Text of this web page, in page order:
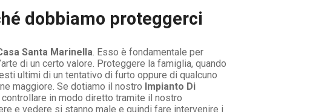
dobbiamo proteggerci
Santa Marinella . Esso è fondamentale per
di un certo valore. Proteggere la famiglia, quando
ultimi di un tentativo di furto oppure di qualcuno
maggiore. Se dotiamo il nostro Impianto Di
in modo diretto tramite il nostro
e vedere si stanno male e quindi fare intervenire i